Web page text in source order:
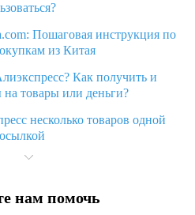
Пошаговая инструкция по
из Китая
Как получить и
товары или деньги?
несколько товаров одной
закрыт» на Алиэкспресс и что
просит ввести паспортные
нам помочь